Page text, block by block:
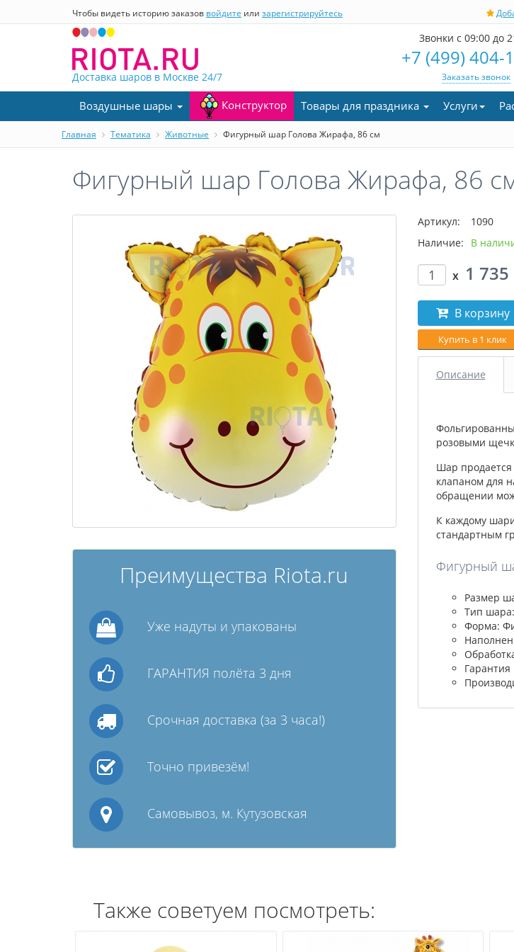
Чтобы видеть историю заказов войдите или зарегистрируйтесь
Доставка шаров в Москве 24/7
Звонки с 09:00 до
+7 (499) 404-
Заказать звонок
Воздушные шары Конструктор Товары для праздника Услуги
Главная Тематика Животные Фигурный шар Голова Жирафа, 86 см
Фигурный шар Голова Жирафа, 86
Преимущества Riota.ru
Уже надуты и упакованы
ГАРАНТИЯ полёта 3 дня
Срочная доставка (за 3 часа!)
Точно привезём!
Самовывоз, м. Кутузовская
Артикул:
1090
Наличие:
В
x 1
В корзину
Купить в 1 клик
Описание
розовыми
Шар
клапаном для
обращении
К каждому
стандартным
Фигурный
Размер
Тип
Форма:
Гарантия
Также советуем посмотреть: